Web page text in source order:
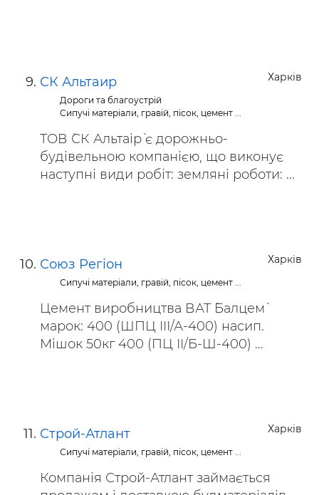
Харків
СК Альтаир
Дороги та благоустрій
Сипучі матеріали, гравій, пісок, цемент ...
ТОВ `СК Альтаір` є дорожньо-
будівельною компанією, що виконує
наступні види робіт: земляні роботи: ...
Харків
Союз Регіон
Сипучі матеріали, гравій, пісок, цемент ...
Цемент виробництва ВАТ `Балцем`
марок: 400 (ШПЦ ІІІ/А-400) насип.
Мішок 50кг 400 (ПЦ ІІ/Б-Ш-400) ...
Харків
Строй-Атлант
Сипучі матеріали, гравій, пісок, цемент ...
Компанія Строй-Атлант займається